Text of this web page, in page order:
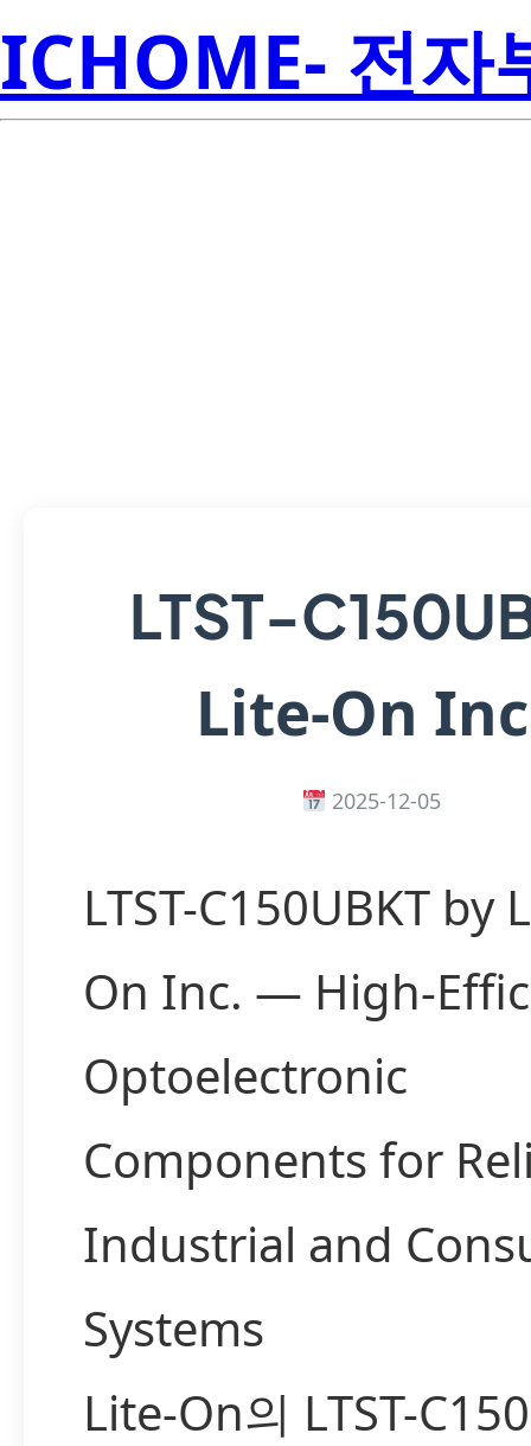
ICHOME- 전자
LTST-
Lite-On
2025-12-05
LTST-C150UBKT by
On Inc. — High-
Optoelectronic
Components for
Industrial and
Systems
Lite-On의 LTST-